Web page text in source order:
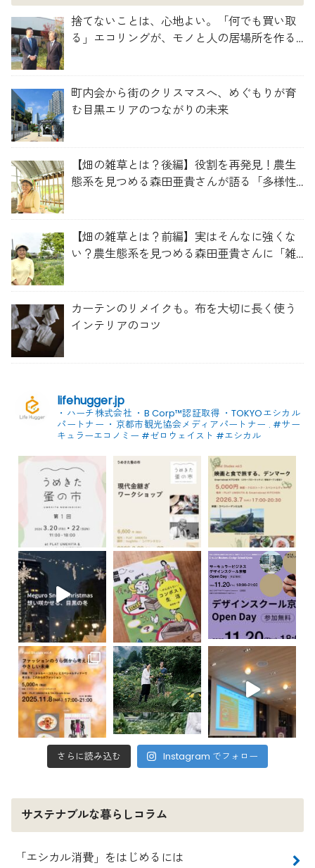
捨てないことは、心地よい。「何でも買い取
る」エコリングが、モノと人の居場所を作る
町内会から街のクリスマスへ、めぐもりが育
む目黒エリアのつながりの未来
【畑の雑草とは？後編】役割を再発見！農生
態系を見つめる森田亜貴さんが語る「多様性
【畑の雑草とは？前編】実はそんなに強くな
い？農生態系を見つめる森田亜貴さんに「雑
カーテンのリメイクも。布を大切に長く使う
インテリアのコツ
lifehugger.jp
・ハーチ株式会社 ・B Corp™認証取得 ・TOKYOエシカル
パートナー ・京都市観光協会メディアパートナー . #サー
キュラーエコノミー #ゼロウェイスト #エシカル
さらに読み込む Instagram でフォロー
サステナブルな暮らしコラム
「エシカル消費」をはじめるには